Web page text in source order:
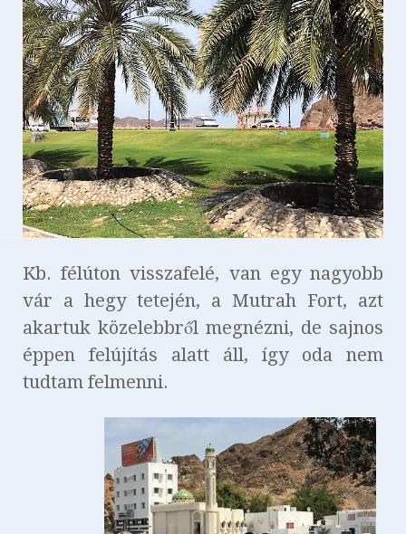
Kb. félúton visszafelé, van egy nagyobb
vár a hegy tetején, a Mutrah Fort, azt
akartuk közelebbről megnézni, de sajnos
éppen felújítás alatt áll, így oda nem
tudtam felmenni.